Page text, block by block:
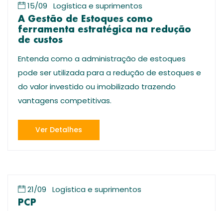
15/09 Logística e suprimentos
A Gestão de Estoques como
ferramenta estratégica na redução
de custos
Entenda como a administração de estoques
pode ser utilizada para a redução de estoques e
do valor investido ou imobilizado trazendo
vantagens competitivas.
Ver Detalhes
21/09 Logística e suprimentos
PCP